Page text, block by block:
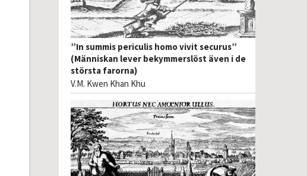
”In summis periculis homo vivit securus”
(Människan lever bekymmerslöst även i de
största farorna)
V.M. Kwen Khan Khu